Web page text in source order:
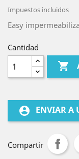
Impuestos incluidos
Easy
Cantidad

account_circle ENVIAR A
Compartir